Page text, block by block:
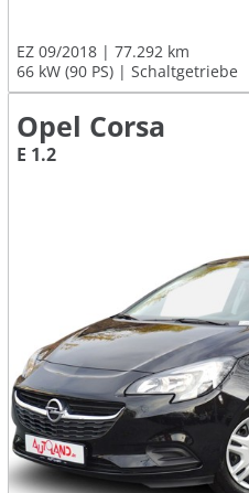
EZ 09/2018
77.292 km
66 kW (90 PS)
Schaltgetriebe
Opel Corsa
E 1.2